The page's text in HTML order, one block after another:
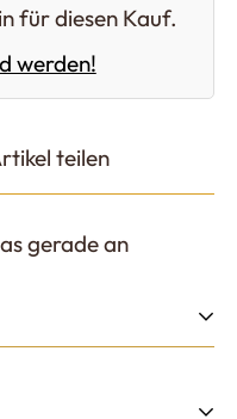
für diesen Kauf.
werden!
teilen
gerade an